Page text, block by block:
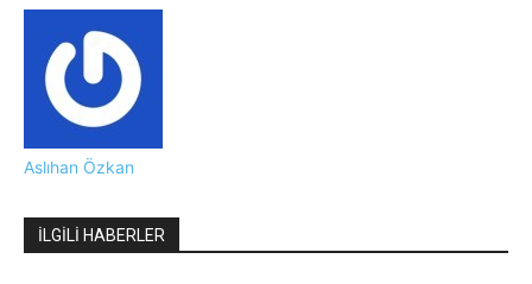
Aslıhan Özkan
İLGİLİ HABERLER